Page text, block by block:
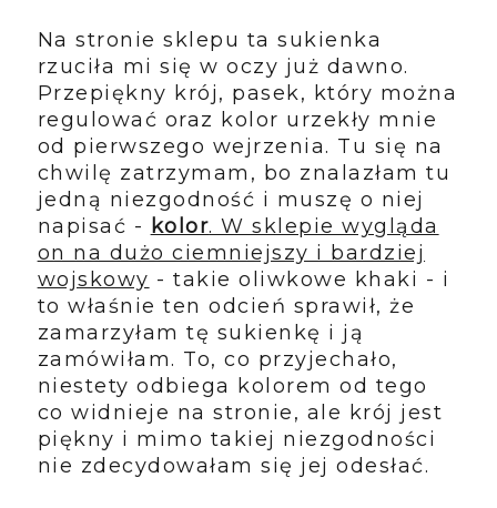
Na stronie sklepu ta sukienka
rzuciła mi się w oczy już dawno.
Przepiękny krój, pasek, który można
regulować oraz kolor urzekły mnie
od pierwszego wejrzenia. Tu się na
chwilę zatrzymam, bo znalazłam tu
jedną niezgodność i muszę o niej
napisać - kolor. W sklepie wygląda
on na dużo ciemniejszy i bardziej
wojskowy - takie oliwkowe khaki - i
to właśnie ten odcień sprawił, że
zamarzyłam tę sukienkę i ją
zamówiłam. To, co przyjechało,
niestety odbiega kolorem od tego
co widnieje na stronie, ale krój jest
piękny i mimo takiej niezgodności
nie zdecydowałam się jej odesłać.